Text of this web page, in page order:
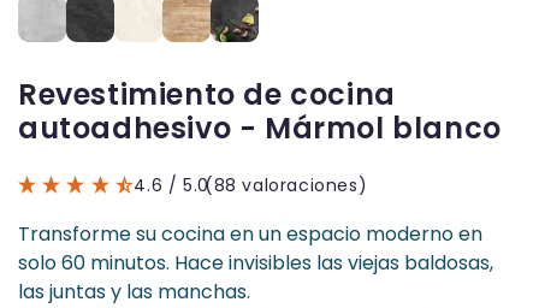
Revestimiento de cocina
autoadhesivo - Mármol blanco
4.6 / 5.0(88 valoraciones)
Transforme su cocina en un espacio moderno en
solo 60 minutos. Hace invisibles las viejas baldosas,
las juntas y las manchas.